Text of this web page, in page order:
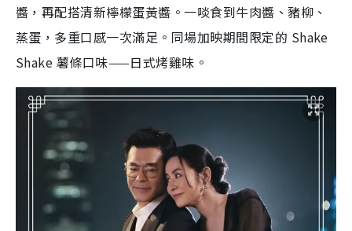
醬，再配搭清新檸檬蛋黃醬。一啖食到牛肉醬、豬柳、
蒸蛋，多重口感一次滿足。同場加映期間限定的 Shake
Shake 薯條口味——日式烤雞味。